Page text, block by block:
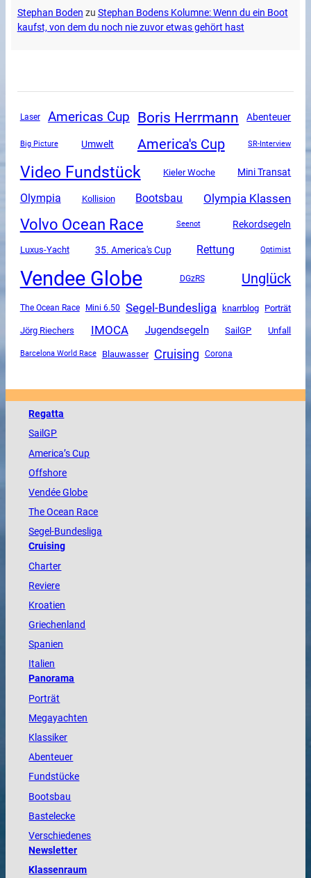
Stephan Boden zu Stephan Bodens Kolumne: Wenn du ein Boot
kaufst, von dem du noch nie zuvor etwas gehört hast
Laser Americas Cup Boris Herrmann Abenteuer
Big Picture Umwelt America's Cup SR-Interview
Video Fundstück Kieler Woche Mini Transat
Olympia Kollision Bootsbau Olympia Klassen
Volvo Ocean Race Seenot Rekordsegeln
Luxus-Yacht 35. America's Cup Rettung Optimist
Vendee Globe DGzRS Unglück
The Ocean Race Mini 6.50 Segel-Bundesliga knarrblog Porträt
Jörg Riechers IMOCA Jugendsegeln SailGP Unfall
Barcelona World Race Blauwasser Cruising Corona
Regatta
SailGP
America’s Cup
Offshore
VendéeGlobe
TheOcean Race
Segel-Bundesliga
Cruising
Charter
Reviere
Kroatien
Griechenland
Spanien
Italien
Panorama
Porträt
Megayachten
Klassiker
Abenteuer
Fundstücke
Bootsbau
Bastelecke
Verschiedenes
Newsletter
Klassenraum